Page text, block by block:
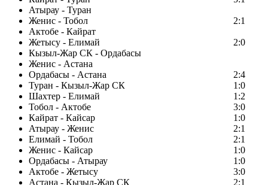
Атырау - Туран
Женис - Тобол
2:1
Актобе - Кайрат
Жетысу - Елимай
2:0
Кызыл-Жар СК - Ордабасы
Женис - Астана
Ордабасы - Астана
2:4
Туран - Кызыл-Жар СК
1:0
Шахтер - Елимай
1:2
Тобол - Актобе
3:0
Кайрат - Кайсар
1:0
Атырау - Женис
2:1
Елимай - Тобол
2:1
Женис - Кайсар
1:0
Ордабасы - Атырау
1:0
Актобе - Жетысу
3:0
Астана - Кызыл-Жар СК
2:1